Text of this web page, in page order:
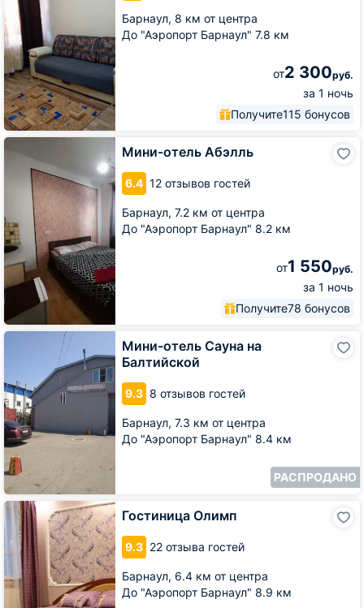
Барнаул, 8 км от центра
До "Аэропорт Барнаул" 7.8 км
от2 300руб.
за 1 ночь
Получите115 бонусов
Мини-отель Абэлль
6.4 12 отзывов гостей
Барнаул, 7.2 км от центра
До "Аэропорт Барнаул" 8.2 км
от1 550руб.
за 1 ночь
Получите78 бонусов
Мини-
отель
Абэлль
Мини-отель Сауна на
Балтийской
9.3 8 отзывов гостей
Барнаул, 7.3 км от центра
До "Аэропорт Барнаул" 8.4 км
РАСПРОДАНО
Мини-
на
Балтийской
Гостиница Олимп
9.3 22 отзыва гостей
Барнаул, 6.4 км от центра
До "Аэропорт Барнаул" 8.9 км
Гостиница
Олимп